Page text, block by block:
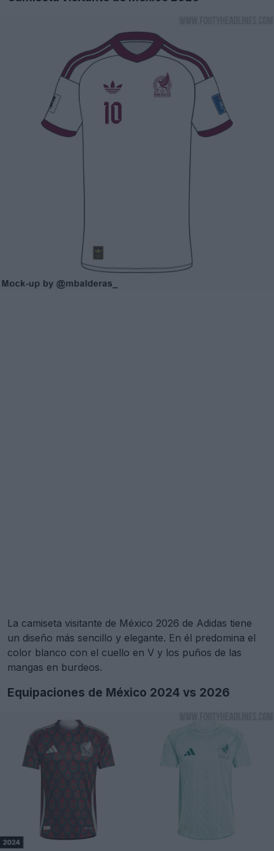
La camiseta visitante de México 2026 de Adidas tiene
un diseño más sencillo y elegante. En él predomina el
color blanco con el cuello en V y los puños de las
mangas en burdeos.
Equipaciones de México 2024 vs 2026